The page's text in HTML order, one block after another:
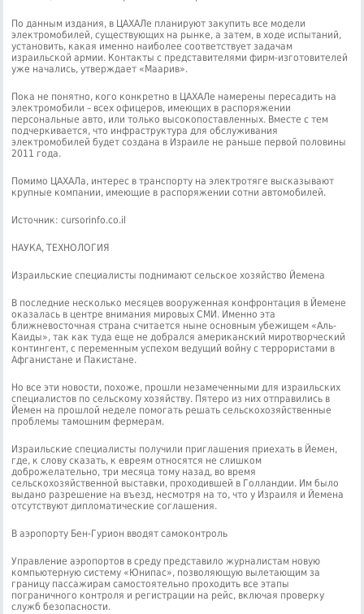
По данным издания, в ЦАХАЛе планируют закупить все модели
электромобилей, существующих на рынке, а затем, в ходе испытаний,
установить, какая именно наиболее соответствует задачам
израильской армии. Контакты с представителями фирм-изготовителей
уже начались, утверждает «Маарив».
Пока не понятно, кого конкретно в ЦАХАЛе намерены пересадить на
электромобили – всех офицеров, имеющих в распоряжении
персональные авто, или только высокопоставленных. Вместе с тем
подчеркивается, что инфраструктура для обслуживания
электромобилей будет создана в Израиле не раньше первой половины
2011 года.
Помимо ЦАХАЛа, интерес в транспорту на электротяге высказывают
крупные компании, имеющие в распоряжении сотни автомобилей.
Источник: cursorinfo.co.il
НАУКА, ТЕХНОЛОГИЯ
Израильские специалисты поднимают сельское хозяйство Йемена
В последние несколько месяцев вооруженная конфронтация в Йемене
оказалась в центре внимания мировых СМИ. Именно эта
ближневосточная страна считается ныне основным убежищем «Аль-
Каиды», так как туда еще не добрался американский миротворческий
контингент, с переменным успехом ведущий войну с террористами в
Афганистане и Пакистане.
Но все эти новости, похоже, прошли незамеченными для израильских
специалистов по сельскому хозяйству. Пятеро из них отправились в
Йемен на прошлой неделе помогать решать сельскохозяйственные
проблемы тамошним фермерам.
Израильские специалисты получили приглашения приехать в Йемен,
где, к слову сказать, к евреям относятся не слишком
доброжелательно, три месяца тому назад, во время
сельскохозяйственной выставки, проходившей в Голландии. Им было
выдано разрешение на въезд, несмотря на то, что у Израиля и Йемена
отсутствуют дипломатические соглашения.
В аэропорту Бен-Гурион вводят самоконтроль
Управление аэропортов в среду представило журналистам новую
компьютерную систему «Юнипас», позволяющую вылетающим за
границу пассажирам самостоятельно проходить все этапы
пограничного контроля и регистрации на рейс, включая проверку
служб безопасности.